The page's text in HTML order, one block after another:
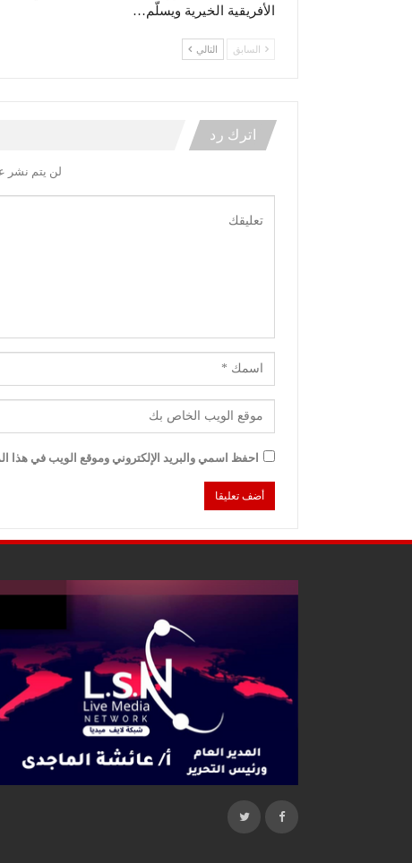
الأفريقية الخيرية ويسلّم…
السابق التالي
اترك رد
لن يتم نشر
احفظ اسمي والبريد الإلكتروني وموقع الويب في هذا